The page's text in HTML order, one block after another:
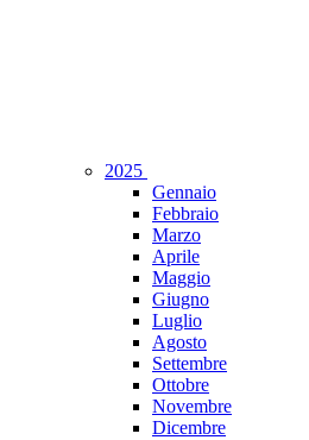
2025
Gennaio
Febbraio
Marzo
Aprile
Maggio
Giugno
Luglio
Agosto
Settembre
Ottobre
Novembre
Dicembre